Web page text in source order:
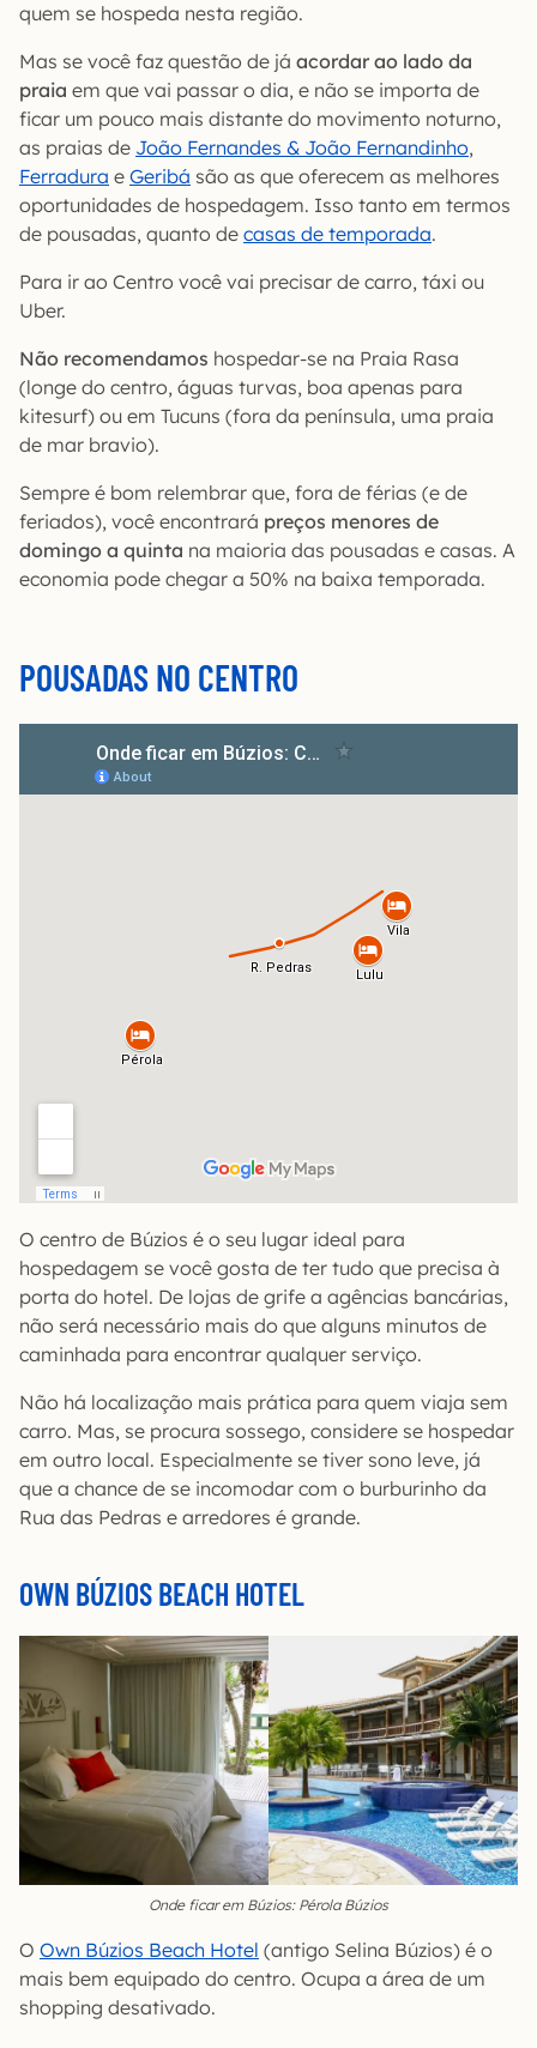
quem se hospeda nesta região.
Mas se você faz questão de já acordar ao lado da
praia em que vai passar o dia, e não se importa de
ficar um pouco mais distante do movimento noturno,
as praias de João Fernandes & João Fernandinho,
Ferradura e Geribá são as que oferecem as melhores
oportunidades de hospedagem. Isso tanto em termos
de pousadas, quanto de casas de temporada.
Para ir ao Centro você vai precisar de carro, táxi ou
Uber.
Não recomendamos hospedar-se na Praia Rasa
(longe do centro, águas turvas, boa apenas para
kitesurf) ou em Tucuns (fora da península, uma praia
de mar bravio).
Sempre é bom relembrar que, fora de férias (e de
feriados), você encontrará preços menores de
domingo a quinta na maioria das pousadas e casas. A
economia pode chegar a 50% na baixa temporada.
POUSADAS NO CENTRO
O centro de Búzios é o seu lugar ideal para
hospedagem se você gosta de ter tudo que precisa à
porta do hotel. De lojas de grife a agências bancárias,
não será necessário mais do que alguns minutos de
caminhada para encontrar qualquer serviço.
Não há localização mais prática para quem viaja sem
carro. Mas, se procura sossego, considere se hospedar
em outro local. Especialmente se tiver sono leve, já
que a chance de se incomodar com o burburinho da
Rua das Pedras e arredores é grande.
OWN BÚZIOS BEACH HOTEL
Onde ficar em Búzios: Pérola Búzios
O Own Búzios Beach Hotel (antigo Selina Búzios) é o
mais bem equipado do centro. Ocupa a área de um
shopping desativado.